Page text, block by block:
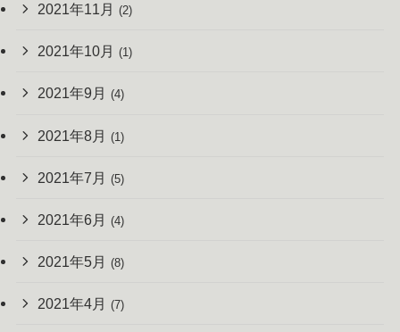
2021年11月 (2)
2021年10月 (1)
2021年9月 (4)
2021年8月 (1)
2021年7月 (5)
2021年6月 (4)
2021年5月 (8)
2021年4月 (7)